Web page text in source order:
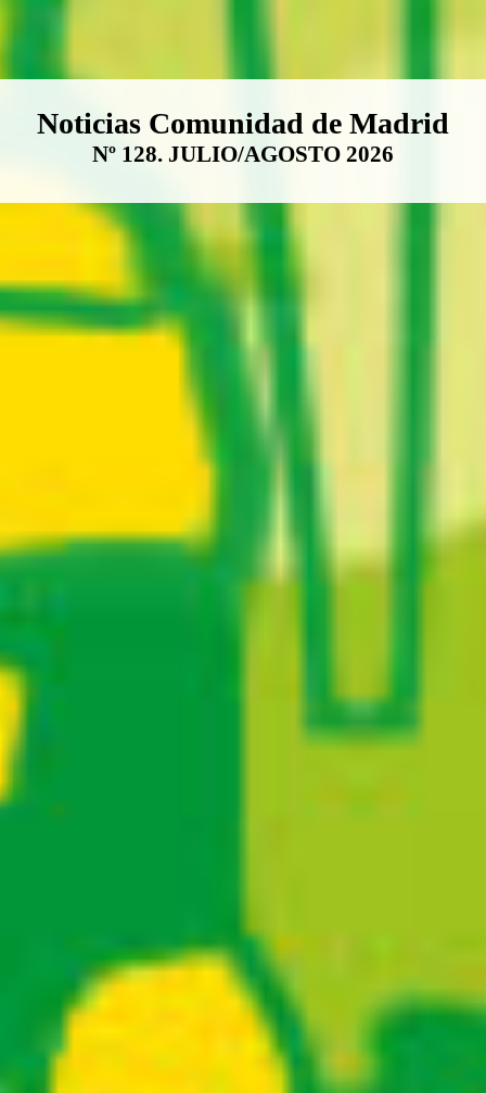
Boletín Noticias Comunidad de
Noticias Comunidad de Madrid
Nº 128. JULIO/AGOSTO 2026